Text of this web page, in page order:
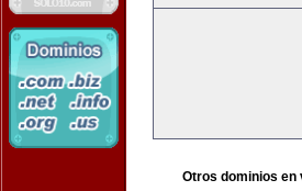
Otros dominios en